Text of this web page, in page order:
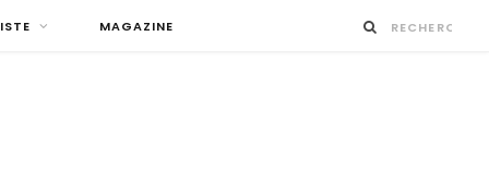
MAGAZINE